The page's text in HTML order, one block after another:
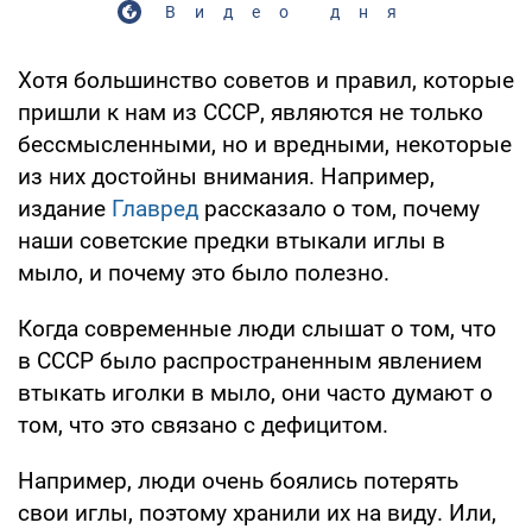
Видео дня
Хотя большинство советов и правил, которые
пришли к нам из СССР, являются не только
бессмысленными, но и вредными, некоторые
из них достойны внимания. Например,
издание Главред рассказало о том, почему
наши советские предки втыкали иглы в
мыло, и почему это было полезно.
Когда современные люди слышат о том, что
в СССР было распространенным явлением
втыкать иголки в мыло, они часто думают о
том, что это связано с дефицитом.
Например, люди очень боялись потерять
свои иглы, поэтому хранили их на виду. Или,